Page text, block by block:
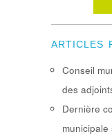
ARTICLES
Conseil
des
Dernière
municipale